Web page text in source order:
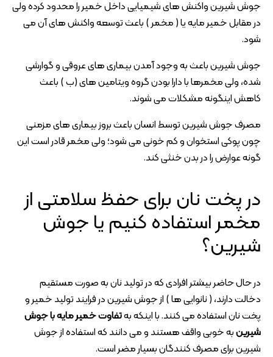
جوش شیرین واکنش های شیمیایی داخل خمیر را محدود کرده ولی
در مقابل خمیر مایه یا ( مخمر ) باعث توسعه واکنش های آن می
شود.
جوش شیرین باعث به وجود آمدن بیماری های عروقی و گوارشی
شده، ولی مخمرها با دارا بودن گروه ویتامین های (ب ) باعث
کاهش اینگونه مشکلات می شوند.
مصرف جوش شیرین توسط انسان باعث بروز بیماری های مزمنی
چون پوکی استخوان و کم خونی می شود؛ ولی مخمر قادر است این
گونه عوارض را در بدن خنثی کند.
در پخت نان برای حفظ سلامتی از
مخمر استفاده کنیم یا جوش
شیرین؟
در حال حاضر بیشتر افرادی که در تولید نان به صورت مستقیم
دخالت دارند، ( نانوایی ها ) از جوش شیرین در فرایند تولید خمیر و
پخت نان استفاده می کنند. با اینکه بهتفاوت خمیر مایه با جوش
شیرینبه خوبی واقف هستند و می دانند که استفاده از جوش
شیرین برای مصرف کنندگان بسیار مضر است.